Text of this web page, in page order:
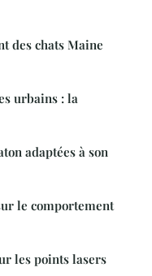
des chats Maine
urbains : la
adaptées à son
le comportement
les points lasers